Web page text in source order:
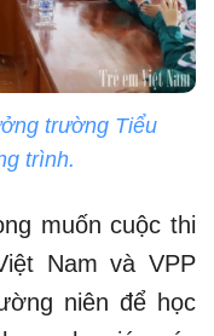
trường Tiểu
trình.
muốn cuộc thi
Nam và VPP
niên để học